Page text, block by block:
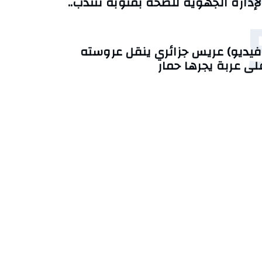
عريس جزائري ينقل عروسته
عربة يجرها حمار